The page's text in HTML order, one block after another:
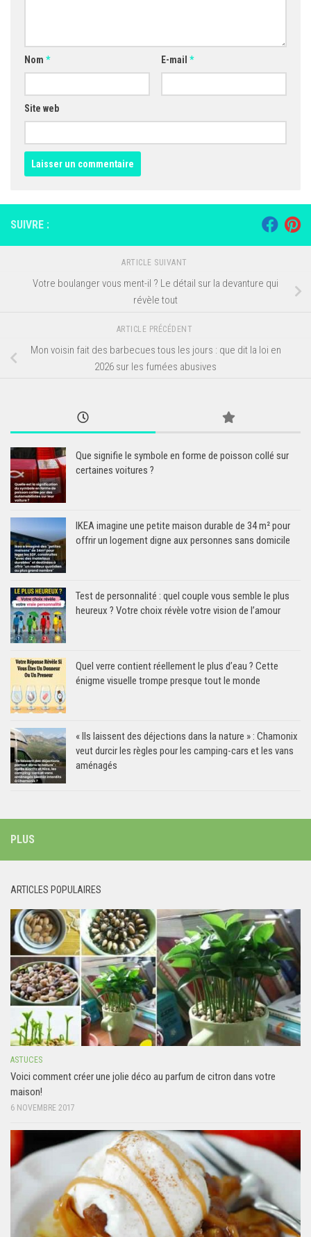
Nom * E-mail *
Site web
SUIVRE :
ARTICLE SUIVANT
Votre boulanger vous ment-il ? Le détail sur la devanture qui
révèle tout
ARTICLE PRÉCÉDENT
Mon voisin fait des barbecues tous les jours : que dit la loi en
2026 sur les fumées abusives
Que signifie le symbole en forme de poisson collé sur
certaines voitures ?
IKEA imagine une petite maison durable de 34 m² pour
offrir un logement digne aux personnes sans domicile
Test de personnalité : quel couple vous semble le plus
heureux ? Votre choix révèle votre vision de l’amour
Quel verre contient réellement le plus d’eau ? Cette
énigme visuelle trompe presque tout le monde
« Ils laissent des déjections dans la nature » : Chamonix
veut durcir les règles pour les camping-cars et les vans
aménagés
PLUS
ARTICLES POPULAIRES
ASTUCES
Voici comment créer une jolie déco au parfum de citron dans votre
maison!
6 NOVEMBRE 2017